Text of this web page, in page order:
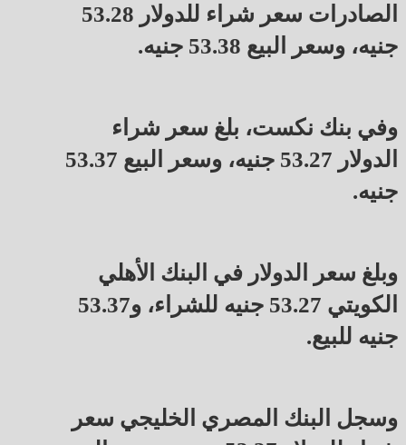
الصادرات سعر شراء للدولار 53.28
جنيه، وسعر البيع 53.38 جنيه.
وفي بنك نكست، بلغ سعر شراء
الدولار 53.27 جنيه، وسعر البيع 53.37
جنيه.
وبلغ سعر الدولار في البنك الأهلي
الكويتي 53.27 جنيه للشراء، و53.37
جنيه للبيع.
وسجل البنك المصري الخليجي سعر